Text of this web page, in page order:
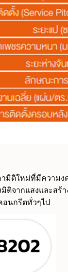
ามิติใหม่ที่มีความง
ติจากแสงและสร้
อนกรีตทั่วๆไป